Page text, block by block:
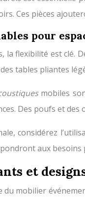
Ces pièces
pour
la flexibilité est clé.
tables pliantes
mobiles
Des poufs et
considérez
aux
et
du mobilier